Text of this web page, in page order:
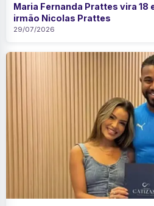
Maria Fernanda Prattes vira
irmão Nicolas Prattes
29/07/2026